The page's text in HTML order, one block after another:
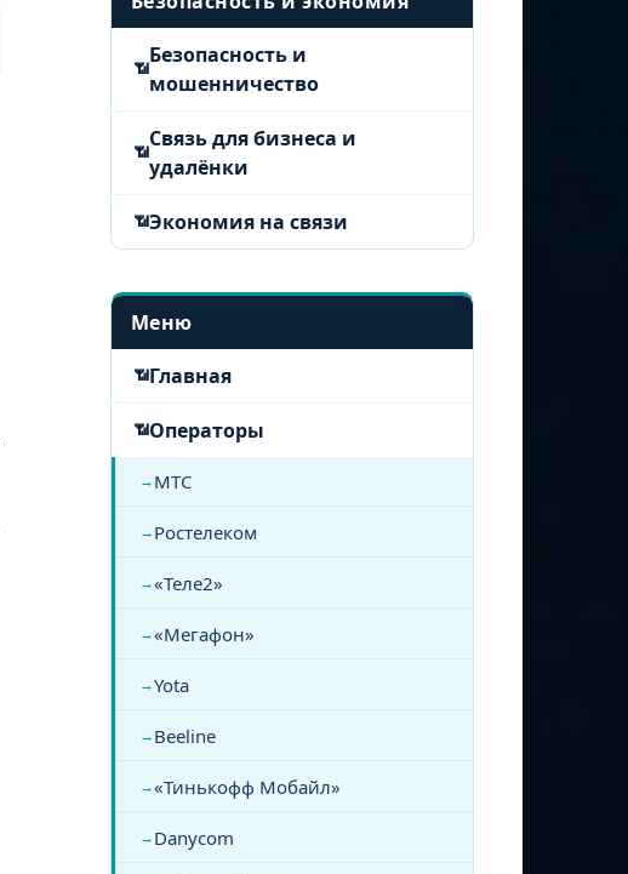
Безопасность и
мошенничество
Связь для бизнеса и
удалёнки
Экономия на связи
Меню
Главная
Операторы
МТС
Ростелеком
«Теле2»
«Мегафон»
Yota
Beeline
«Тинькофф Мобайл»
Danycom